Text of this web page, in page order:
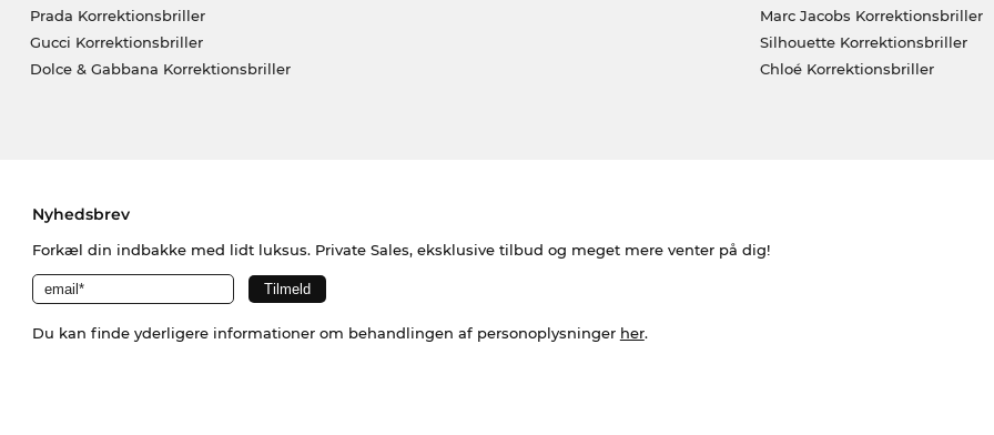
Prada Korrektionsbriller
Gucci Korrektionsbriller
Dolce & Gabbana Korrektionsbriller
Marc Jacobs Korrektionsbriller
Silhouette Korrektionsbriller
Chloé Korrektionsbriller
Nyhedsbrev
Forkæl din indbakke med lidt luksus. Private Sales, eksklusive tilbud og meget mere venter på dig!
Du kan finde yderligere informationer om behandlingen af personoplysninger her.